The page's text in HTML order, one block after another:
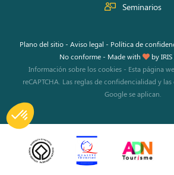
Seminarios
Plano del sitio- Aviso legal - Política de
No conforme- Made with by
Información sobre los cookies - Esta página
reCAPTCHA. Las reglas de confidencialidad y las
Google se aplican.